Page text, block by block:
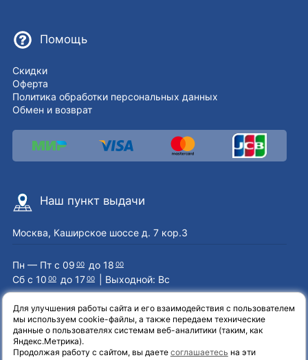
Помощь
Скидки
Оферта
Политика обработки персональных данных
Обмен и возврат
Наш пункт выдачи
Москва, Каширское шоссе д. 7 кор.3
Пн — Пт с 09 00 до 18 00
Сб с 10 00 до 1700 | Выходной: Вс
Наши контакты
Для улучшения работы сайта и его взаимодействия с пользователем
мы используем cookie-файлы, а также передаем технические
данные о пользователях системам веб-аналитики (таким, как
Яндекс.Метрика).
Продолжая работу с сайтом, вы даете соглашаетесь на эти